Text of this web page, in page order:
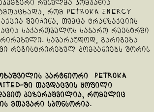
რუსულმა კომპანია
რომ Petroka Energy
შეიძინა, თუმცა ტრანზაქციის
საქართველოს საჯარო რეესტრში
სავარაუდოდ, გარიგება
რეგისტრირებულ კომპანიებს შორის
პარტნიორი Petroka
ში თავდაცვის ყოფილი
კეზერაშვილია, რომელიც
მთავარი სპონსორია.